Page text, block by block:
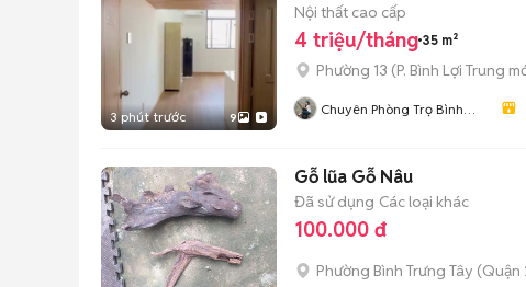
3 phút trước 9
Nội thất cao cấp
4 triệu/tháng 35 m²
Phường 13 (P. Bình Lợi Trung
Chuyên Phòng Trọ Bình
Gỗ lũa Gỗ Nâu
Đã sử dụng Các loại khác
100.000 đ
Phường Bình Trưng Tây (Quận